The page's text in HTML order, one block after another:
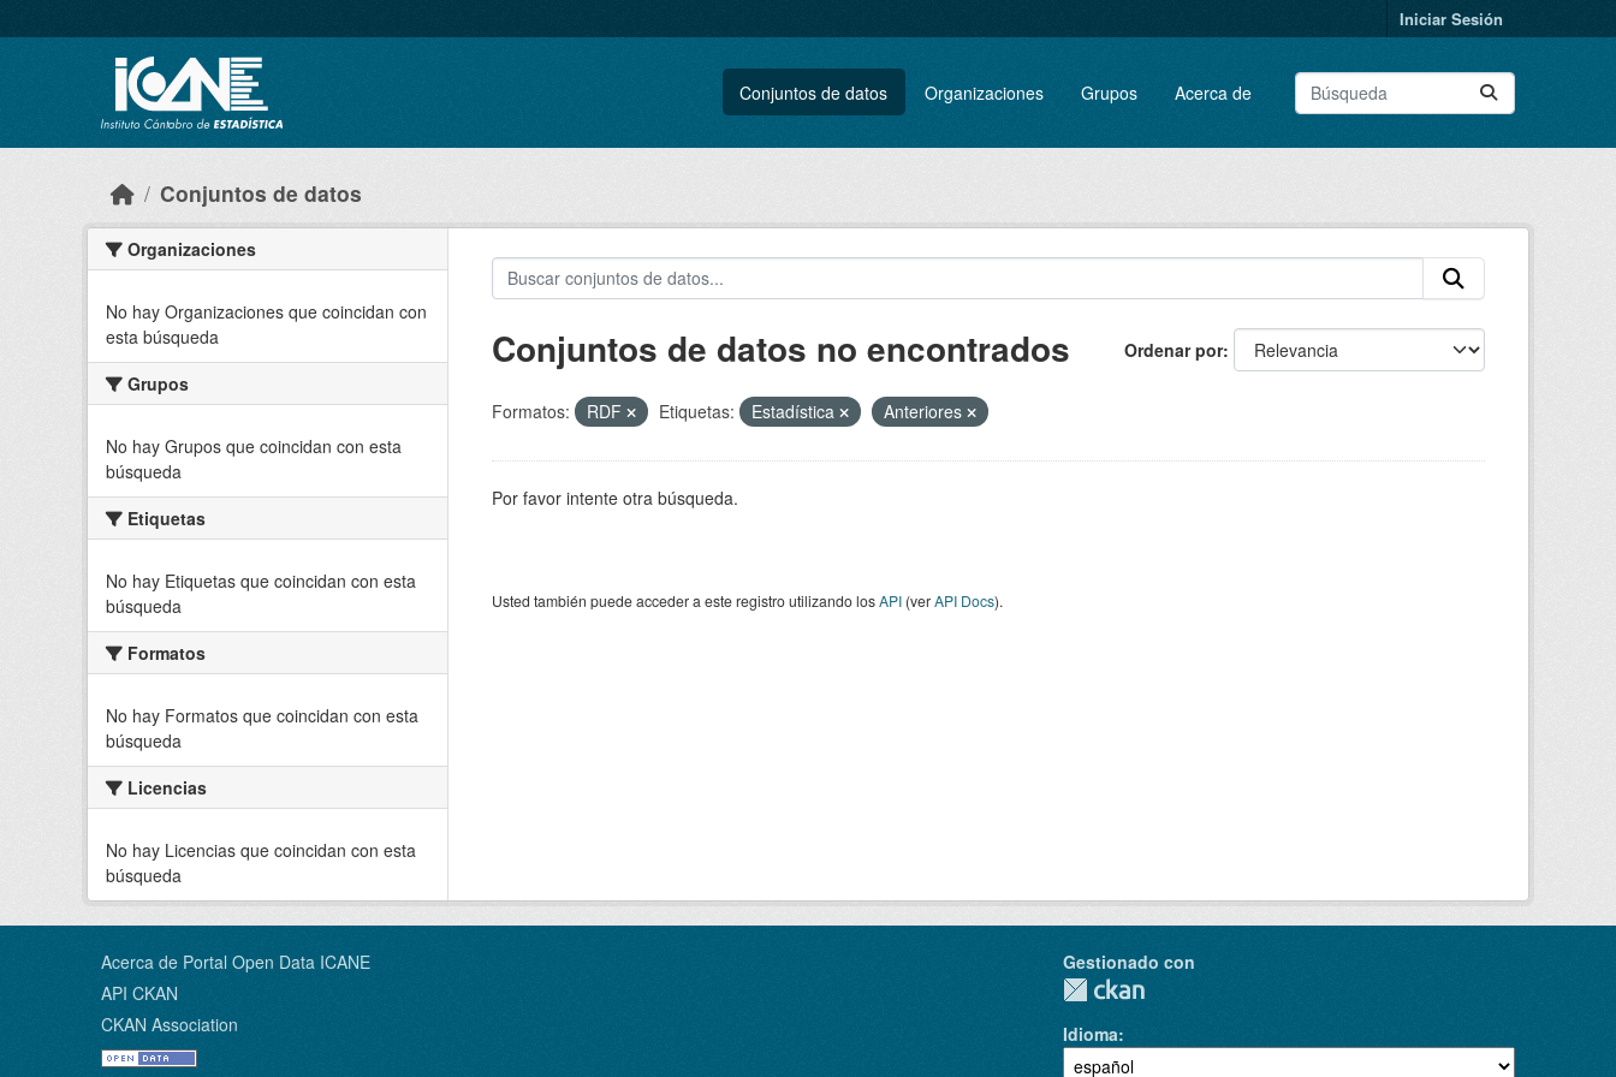
Iniciar Sesión
Conjuntos de datos Organizaciones Grupos Acerca de
Conjuntos de datos
Organizaciones
No hay Organizaciones que coincidan con
esta búsqueda
Grupos
No hay Grupos que coincidan con esta
búsqueda
Etiquetas
No hay Etiquetas que coincidan con esta
búsqueda
Formatos
No hay Formatos que coincidan con esta
búsqueda
Licencias
No hay Licencias que coincidan con esta
búsqueda
Ordenar por
Conjuntos de datos no encontrados
Formatos: RDF Etiquetas: Estadística Anteriores
Por favor intente otra búsqueda.
Usted también puede acceder a este registro utilizando losAPI(verAPI Docs).
Acerca de Portal Open Data ICANE
API CKAN
CKAN Association
Gestionado con
Idioma